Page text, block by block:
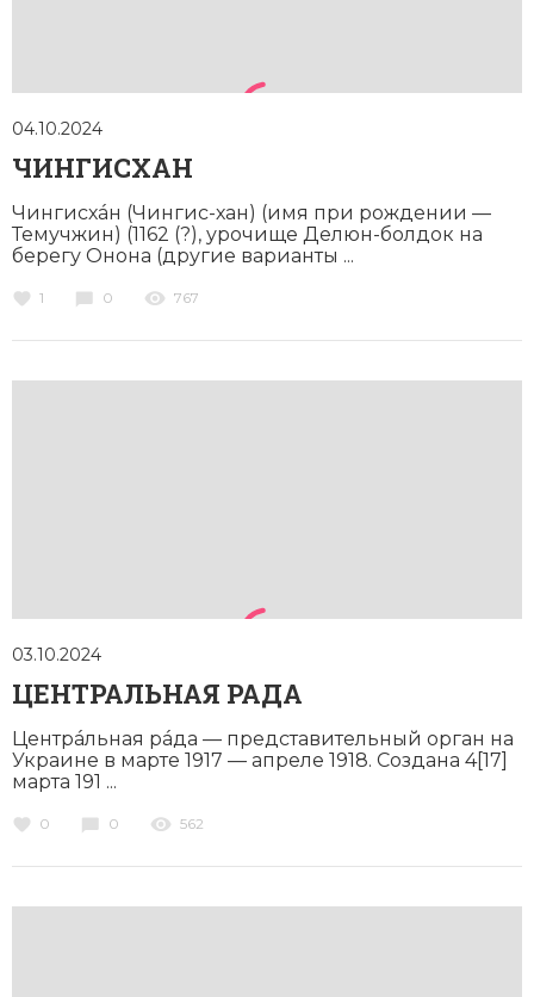
04.10.2024
ЧИНГИСХАН
Чингисхáн (Чингис-хан) (имя при рождении —
Темучжин) (1162 (?), урочище Делюн-болдок на
берегу Онона (другие варианты ...
1 0 767
03.10.2024
ЦЕНТРАЛЬНАЯ РАДА
Центрáльная рáда — представительный орган на
Украине в марте 1917 — апреле 1918. Создана 4[17]
марта 191 ...
0 0 562